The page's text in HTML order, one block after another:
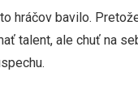
hráčov bavilo.
talent, ale chuť na